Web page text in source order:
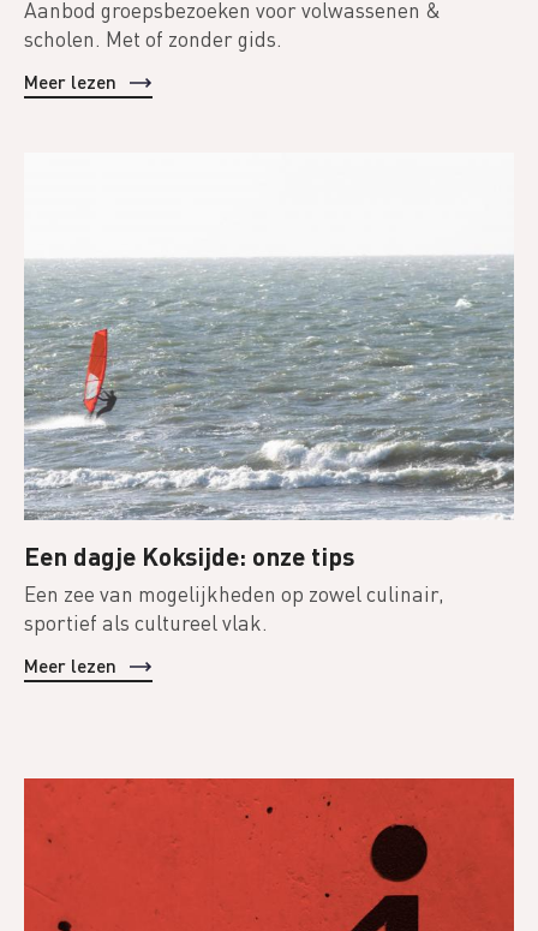
Aanbod groepsbezoeken voor volwassenen &
scholen. Met of zonder gids.
Meer lezen
Een dagje Koksijde: onze tips
Een zee van mogelijkheden op zowel culinair,
sportief als cultureel vlak.
Meer lezen